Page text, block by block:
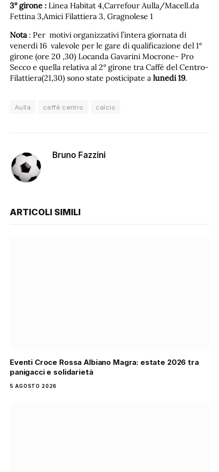
3° girone : Linea Habitat 4,Carrefour Aulla/Macell.da
Fettina 3,Amici Filattiera 3, Gragnolese 1
Nota : Per motivi organizzativi l’intera giornata di
venerdi 16 valevole per le gare di qualificazione del 1°
girone (ore 20 ,30) Locanda Gavarini Mocrone- Pro
Secco e quella relativa al 2° girone tra Caffè del Centro-
Filattiera(21,30) sono state posticipate a lunedi 19.
Aulla caffè centro calcio
Bruno Fazzini
ARTICOLI SIMILI
Eventi Croce Rossa Albiano Magra: estate 2026 tra
panigacci e solidarietà
5 AGOSTO 2026